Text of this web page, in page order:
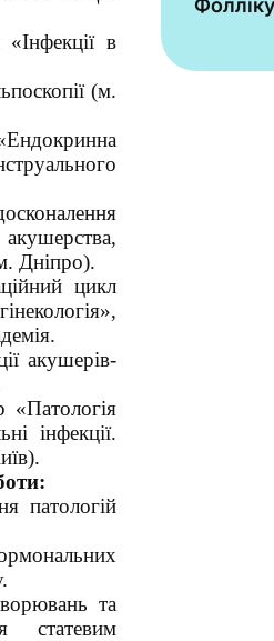
«Інфекції в
(м.
Дніпро).
цикл
акушерів-
«Патологія
інфекції.
патологій
та
статевим